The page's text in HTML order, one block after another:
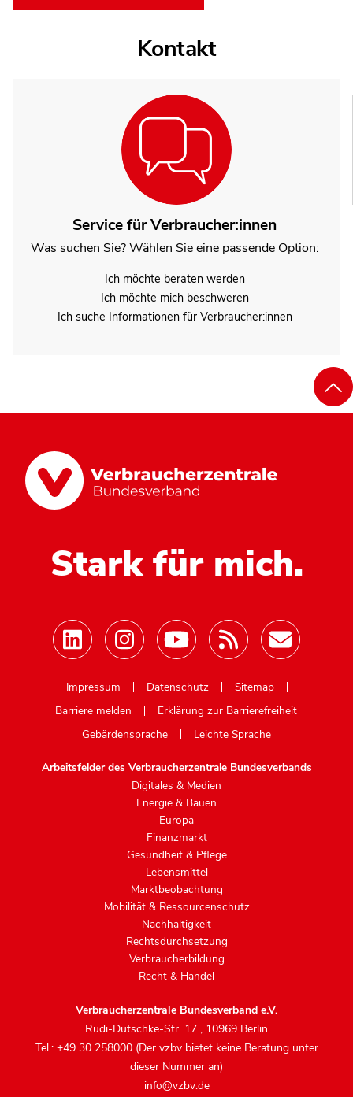
Kontakt
Service für Verbraucher:innen
Was suchen Sie? Wählen Sie eine passende Option:
Ich möchte beraten werden
Ich möchte mich beschweren
Ich suche Informationen für Verbraucher:innen
Stark für mich.
Impressum
Datenschutz
Sitemap
Barriere melden
Erklärung zur Barrierefreiheit
Gebärdensprache
Leichte Sprache
Arbeitsfelder des Verbraucherzentrale Bundesverbands
Digitales & Medien
Energie & Bauen
Europa
Finanzmarkt
Gesundheit & Pflege
Lebensmittel
Marktbeobachtung
Mobilität & Ressourcenschutz
Nachhaltigkeit
Rechtsdurchsetzung
Verbraucherbildung
Recht & Handel
Verbraucherzentrale Bundesverband e.V.
Rudi-Dutschke-Str. 17 , 10969 Berlin
Tel.: +49 30 258000 (Der vzbv bietet keine Beratung unter
dieser Nummer an)
info@vzbv.de